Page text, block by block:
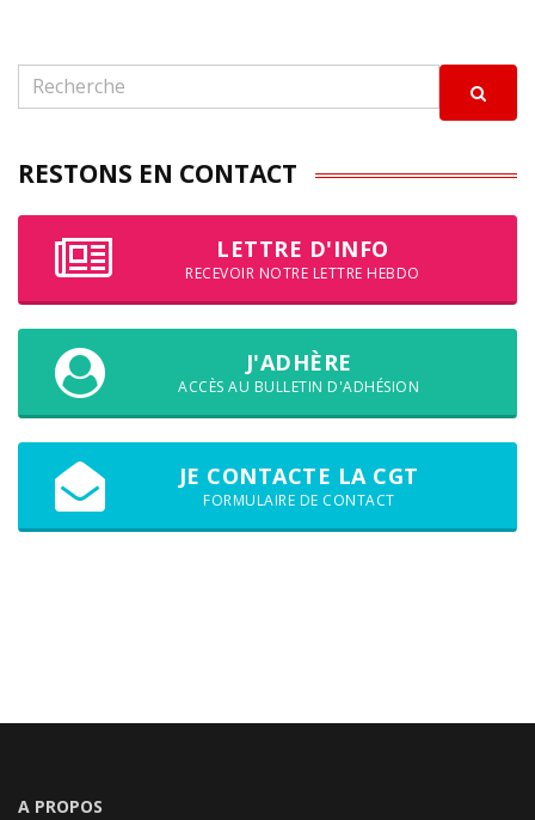
RESTONS EN CONTACT
LETTRE D'INFO
RECEVOIR NOTRE LETTRE HEBDO
J'ADHÈRE
ACCÈS AU BULLETIN D'ADHÉSION
JE CONTACTE LA CGT
FORMULAIRE DE CONTACT
A PROPOS